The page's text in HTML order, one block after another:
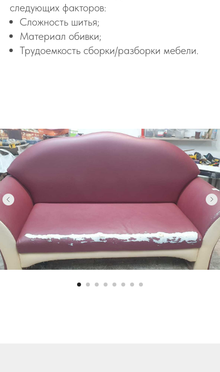
следующих факторов:
Сложность шитья;
Материал обивки;
Трудоемкость сборки/разборки мебели.